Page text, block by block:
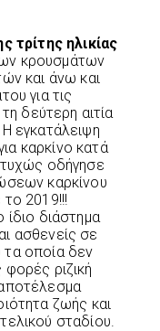
τρίτης ηλικίας
κρουσμάτων
και άνω και
για τις
δεύτερη αιτία
εγκατάλειψη
καρκίνο κατά
οδήγησε
καρκίνου
2019!!!
διάστημα
ασθενείς σε
τα οποία δεν
ριζική
ζωής και
σταδίου.